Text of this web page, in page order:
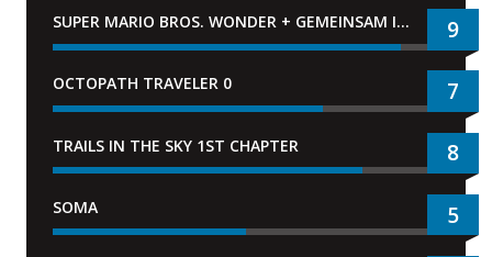
SUPER MARIO BROS. WONDER + GEMEINSAM IM BELLABEL-PARK 9
OCTOPATH TRAVELER 0 7
TRAILS IN THE SKY 1ST CHAPTER 8
SOMA 5